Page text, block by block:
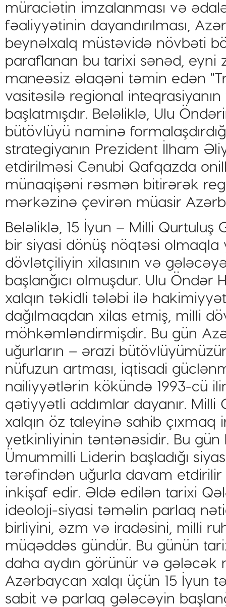
müraciətin imzalanması və
fəaliyyətinin dayandırılması,
beynəlxalq müstəvidə növbəti
paraflanan bu tarixi sənəd, eyni
maneəsiz əlaqəni təmin edən
vasitəsilə regional
başlatmışdır. Beləliklə, Ulu
bütövlüyü naminə
strategiyanın Prezident İlham
etdirilməsi Cənubi Qafqazda
münaqişəni rəsmən bitirərək
mərkəzinə çevirən müasir
Beləliklə, 15 İyun – Milli
bir siyasi dönüş nöqtəsi olmaqla
dövlətçiliyin xilasının və
başlanğıcı olmuşdur. Ulu
xalqın təkidli tələbi ilə
dağılmaqdan xilas etmiş, milli
möhkəmləndirmişdir. Bu gün
uğurların – ərazi
nüfuzun artması, iqtisadi
nailiyyətlərin kökündə 1993-cü
qətiyyətli addımlar dayanır. Milli
xalqın öz taleyinə sahib çıxmaq
yetkinliyinin təntənəsidir. Bu
Ümummilli Liderin başladığı
tərəfindən uğurla davam
inkişaf edir. Əldə edilən tarixi
ideoloji-siyasi təməlin parlaq
birliyini, əzm və iradəsini, milli
müqəddəs gündür. Bu günün
daha aydın görünür və gələcək
Azərbaycan xalqı üçün 15 İyun
sabit və parlaq gələcəyin